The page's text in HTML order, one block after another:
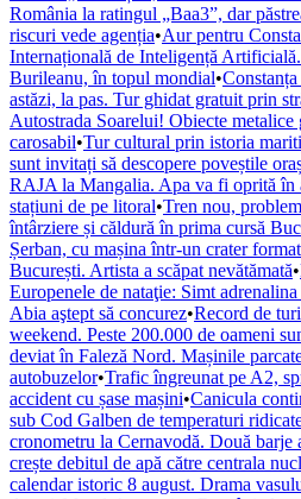
România la ratingul „Baa3”, dar
riscuri vede agenția•Aur pentru
Internațională de Inteligență
Burileanu, în topul mondial•
astăzi, la pas. Tur ghidat gratuit prin
Autostrada Soarelui! Obiecte metalice
carosabil•Tur cultural prin istoria
sunt invitați să descopere poveștile
RAJA la Mangalia. Apa va fi oprită în
stațiuni de pe litoral•Tren nou,
întârziere și căldură în prima cursă
Șerban, cu mașina într-un crater
București. Artista a scăpat nevătămată•
Europenele de nataţie: Simt
Abia aştept să concurez•Record de
weekend. Peste 200.000 de oameni
deviat în Faleză Nord. Mașinile
autobuzelor•Trafic îngreunat pe A2,
accident cu șase mașini•Canicula
sub Cod Galben de temperaturi
cronometru la Cernavodă. Două barje
crește debitul de apă către centrala
calendar istoric 8 august. Drama